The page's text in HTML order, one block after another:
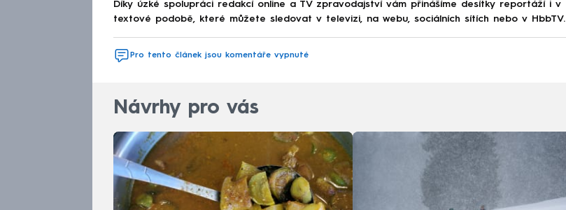
Díky úzké spolupráci redakcí online a TV zpravodajství vám přinášíme desítky reportáží i v
textové podobě, které můžete sledovat v televizi, na webu, sociálních sítích nebo v HbbTV.
Pro tento článek jsou komentáře vypnuté
Návrhy pro vás